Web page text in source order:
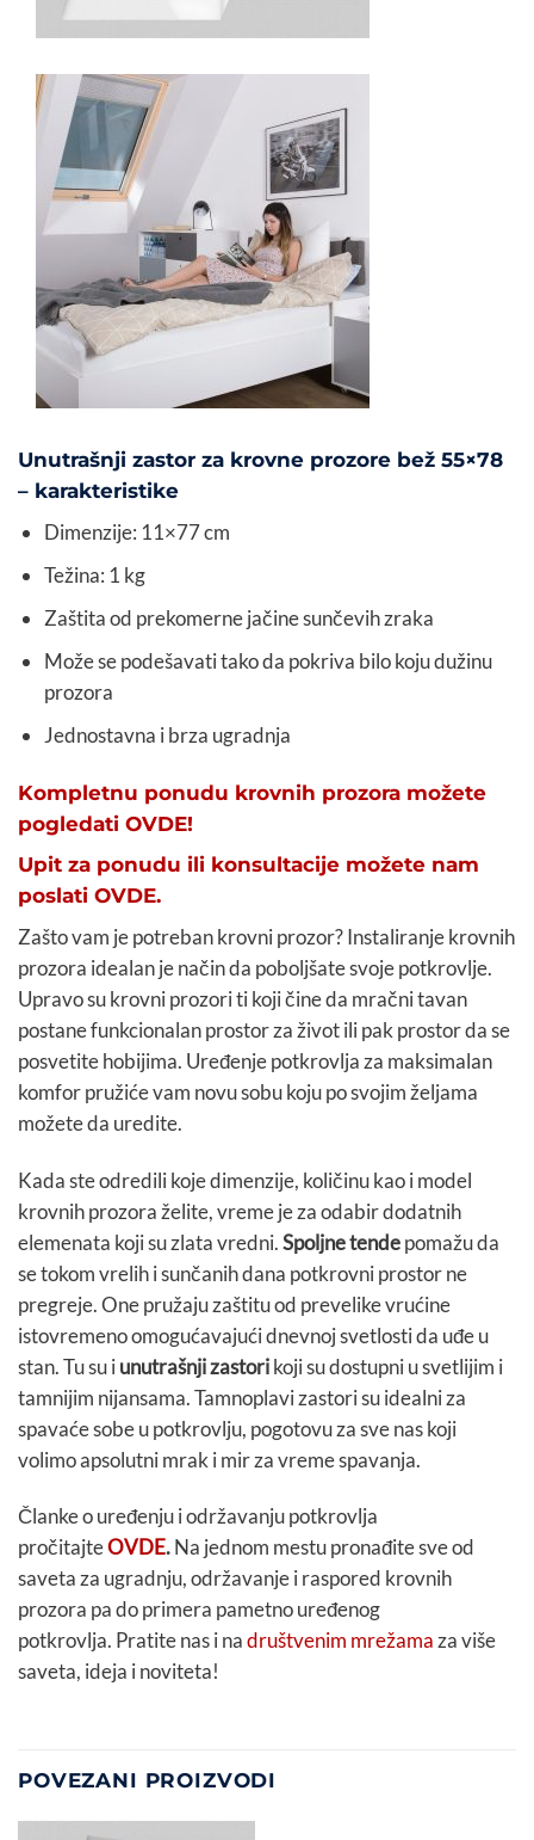
Unutrašnji zastor za krovne prozore bež 55×78
– karakteristike
Dimenzije: 11×77 cm
Težina: 1 kg
Zaštita od prekomerne jačine sunčevih zraka
Može se podešavati tako da pokriva bilo koju dužinu
prozora
Jednostavna i brza ugradnja
Kompletnu ponudu krovnih prozora možete
pogledati OVDE!
Upit za ponudu ili konsultacije možete nam
poslati OVDE.
Zašto vam je potreban krovni prozor? Instaliranje krovnih
prozora idealan je način da poboljšate svoje potkrovlje.
Upravo su krovni prozori ti koji čine da mračni tavan
postane funkcionalan prostor za život ili pak prostor da se
posvetite hobijima. Uređenje potkrovlja za maksimalan
komfor pružiće vam novu sobu koju po svojim željama
možete da uredite.
Kada ste odredili koje dimenzije, količinu kao i model
krovnih prozora želite, vreme je za odabir dodatnih
elemenata koji su zlata vredni.Spoljne tendepomažu da
se tokom vrelih i sunčanih dana potkrovni prostor ne
pregreje. One pružaju zaštitu od prevelike vrućine
istovremeno omogućavajući dnevnoj svetlosti da uđe u
stan. Tu su iunutrašnji zastorikoji su dostupni u svetlijim i
tamnijim nijansama. Tamnoplavi zastori su idealni za
spavaće sobe u potkrovlju, pogotovu za sve nas koji
volimo apsolutni mrak i mir za vreme spavanja.
Članke o uređenju i održavanju potkrovlja
pročitajteOVDE.Na jednom mestu pronađite sve od
saveta za ugradnju, održavanje i raspored krovnih
prozora pa do primera pametno uređenog
potkrovlja. Pratite nas i nadruštvenim mrežamaza više
saveta, ideja i noviteta!
POVEZANI PROIZVODI